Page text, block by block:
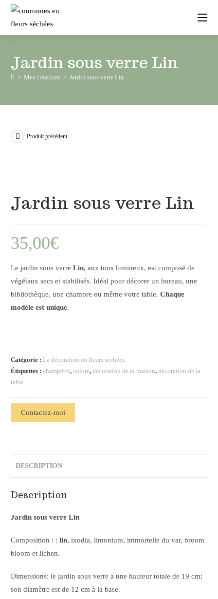
Jardin sous verre Lin
> Mes créations > Jardin sous verre Lin
Produit précédent
Jardin sous verre Lin
35,00€
Le jardin sous verreLin, aux tons lumineux, est composé de
végétaux secs et stabilisés. Idéal pour décorer un bureau, une
bibliothèque, une chambre ou même votre table.Chaque
modèle est unique.
Catégorie : La décoration en fleurs séchées
Étiquettes :champêtre,coloré,décoration de la maison,décoration de la
table
Contactez-moi
DESCRIPTION
Description
Jardin sous verre Lin
Composition : :lin, ixodia, limonium, immortelle du var, broom
bloom et lichen.
Dimensions: le jardin sous verre a une hauteur totale de 19 cm;
son diamètre est de 12 cm à la base.